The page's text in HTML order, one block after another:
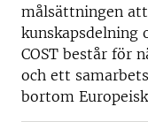
målsättningen
kunskapsdelning
COST består för
och ett
bortom